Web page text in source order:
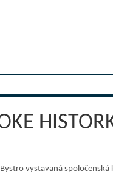
Bystro vystavaná